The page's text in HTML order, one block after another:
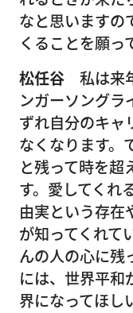
なと思いますの
くることを願っ
松任谷 私は来
ンガーソングラ
ずれ自分のキャ
なくなります。
と残って時を超
す。愛してくれ
由実という存在
が知ってくれて
んの人の心に残
には、世界平和
界になってほし